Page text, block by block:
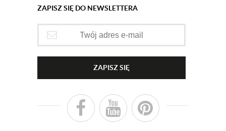
ZAPISZ SIĘ DO NEWSLETTERA
ZAPISZ SIĘ